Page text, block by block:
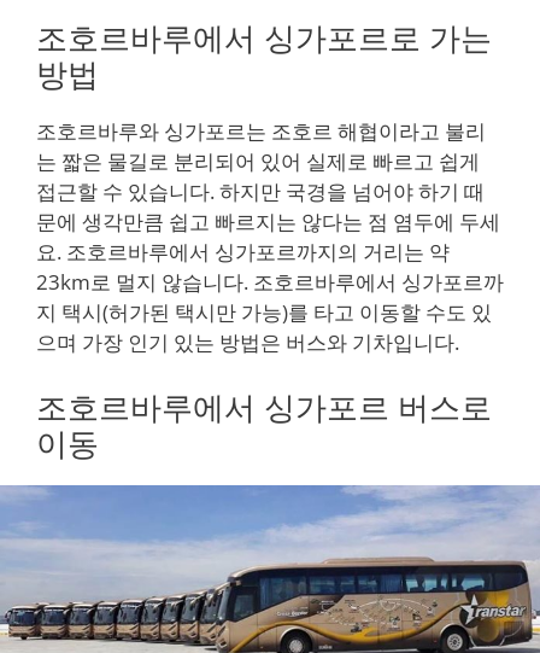
조호르바루에서 싱가포르로 가는
방법
조호르바루와 싱가포르는 조호르 해협이라고 불리
는 짧은 물길로 분리되어 있어 실제로 빠르고 쉽게
접근할 수 있습니다. 하지만 국경을 넘어야 하기 때
문에 생각만큼 쉽고 빠르지는 않다는 점 염두에 두세
요. 조호르바루에서 싱가포르까지의 거리는 약
23km로 멀지 않습니다. 조호르바루에서 싱가포르까
지 택시(허가된 택시만 가능)를 타고 이동할 수도 있
으며 가장 인기 있는 방법은 버스와 기차입니다.
조호르바루에서 싱가포르 버스로
이동